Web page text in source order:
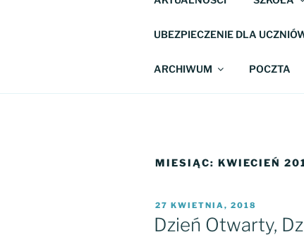
UBEZPIECZENIE DLA
ARCHIWUM POCZTA
MIESIĄC: KWIECIEŃ
OPUBLIKOWANE
W
27 KWIETNIA, 2018
Dzień Otwarty,